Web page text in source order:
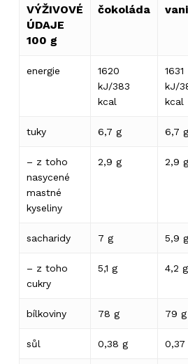
VÝŽIVOVÉ
ÚDAJE
100 g
čokoláda
energie
1620
kJ/383
kcal
1631
kJ/
kcal
tuky 6,7 g 6,7 g
– z toho
nasycené
mastné
kyseliny
2,9 g 2,9 g
sacharidy 7 g 5,9 g
– z toho
cukry
5,1 g 4,2 g
bílkoviny 78 g 79 g
sůl 0,38 g 0,37